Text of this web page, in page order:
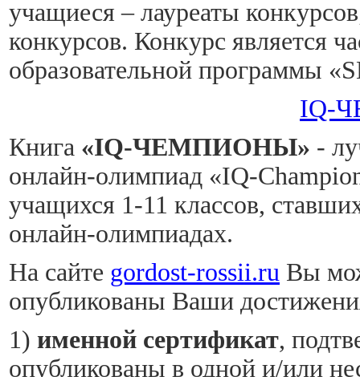
учащиеся – лауреаты
конкурсов. Конкурс является
образовательной программы
IQ-
Книга «IQ-ЧЕМПИОНЫ» -
онлайн-олимпиад «IQ-
учащихся 1-11 классов,
онлайн-олимпиадах.
На сайте gordost-rossii.ru Вы
опубликованы Ваши
1) именной сертификат,
опубликованы в одной и/или